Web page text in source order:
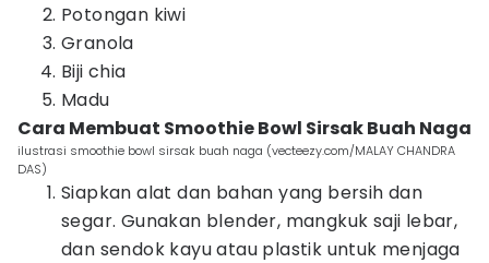
Potongan kiwi
Granola
Biji chia
Madu
Cara Membuat Smoothie Bowl Sirsak Buah Naga
ilustrasi smoothie bowl sirsak buah naga (vecteezy.com/MALAY CHANDRA
DAS)
Siapkan alat dan bahan yang bersih dan
segar. Gunakan blender, mangkuk saji lebar,
dan sendok kayu atau plastik untuk menjaga